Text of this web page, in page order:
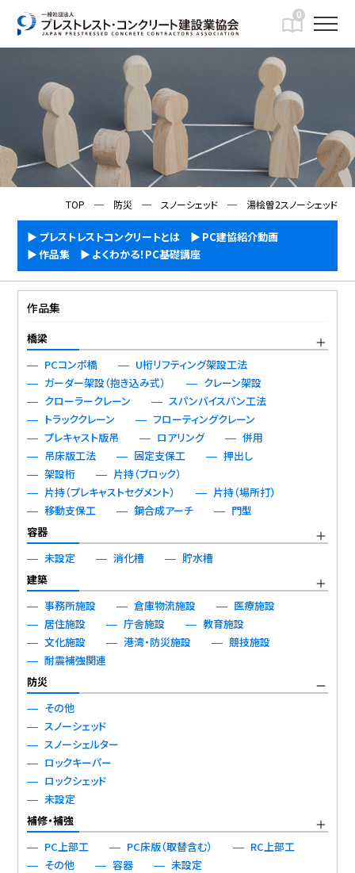
0
IMFORMATION
一般向け情報
TOP ─ 防災 ─ スノーシェッド ─ 湯桧曽2スノーシェッド
プレストレストコンクリートとは
PC建協紹介動画
作品集
よくわかる！PC基礎講座
作品集
橋梁
PCコンポ橋
U桁リフティング架設工法
ガーダー架設（抱き込み式）
クレーン架設
クローラークレーン
スパンバイスパン工法
トラッククレーン
フローティングクレーン
プレキャスト版吊
ロアリング
併用
吊床版工法
固定支保工
押出し
架設桁
片持（ブロック）
片持（プレキャストセグメント）
片持（場所打）
移動支保工
鋼合成アーチ
門型
容器
未設定
消化槽
貯水槽
建築
事務所施設
倉庫物流施設
医療施設
居住施設
庁舎施設
教育施設
文化施設
港湾・防災施設
競技施設
耐震補強関連
防災
その他
スノーシェッド
スノーシェルター
ロックキーパー
ロックシェッド
未設定
補修・補強
PC上部工
PC床版（取替含む）
RC上部工
その他
容器
未設定